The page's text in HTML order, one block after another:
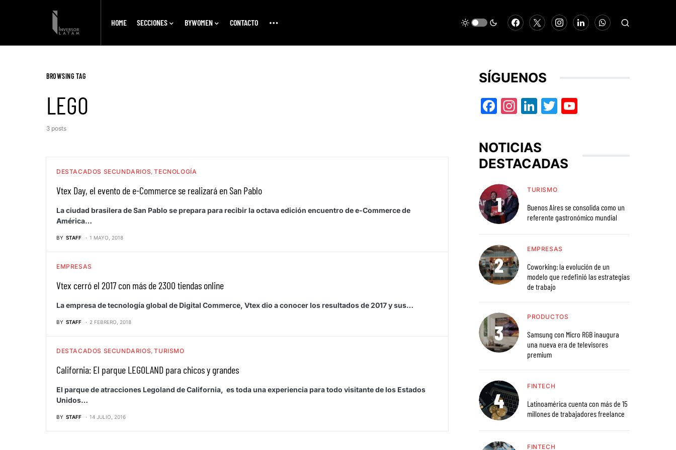
HOME SECCIONES BYWOMEN CONTACTO
BROWSING TAG
LEGO
3 posts
DESTACADOS SECUNDARIOS TECNOLOGÍA
Vtex Day, el evento de e-Commerce se realizará en San Pablo
La ciudad brasilera de San Pablo se prepara para recibir la octava edición encuentro de e-Commerce de
América…
BY STAFF 1 MAYO, 2018
EMPRESAS
Vtex cerró el 2017 con más de 2300 tiendas online
La empresa de tecnología global de Digital Commerce, Vtex dio a conocer los resultados de 2017 y sus…
BY STAFF 2 FEBRERO, 2018
DESTACADOS SECUNDARIOS TURISMO
California: El parque LEGOLAND para chicos y grandes
El parque de atracciones Legoland de California, es toda una experiencia para todo visitante de los Estados
Unidos…
BY STAFF 14 JULIO, 2016
SÍGUENOS
Facebook
Instagram
LinkedIn
Twitter
NOTICIAS
DESTACADAS
TURISMO
Buenos Aires se consolida como un
referente gastronómico mundial
EMPRESAS
Coworking: la evolución de un
modelo que redefinió las estrategias
de trabajo
PRODUCTOS
Samsung con Micro RGB inaugura
una nueva era de televisores
premium
FINTECH
Latinoamérica cuenta con más de 15
millones de trabajadores freelance
FINTECH